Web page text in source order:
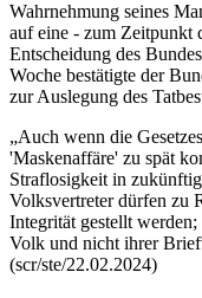
Wahrnehmung seines
auf eine - zum Zeitpunkt
Entscheidung des
Woche bestätigte der
zur Auslegung des
„Auch wenn die
'Maskenaffäre' zu spät
Straflosigkeit in
Volksvertreter dürfen zu
Integrität gestellt
Volk und nicht ihrer
(scr/ste/22.02.2024)